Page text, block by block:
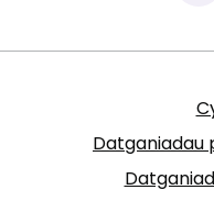
Datganiadau